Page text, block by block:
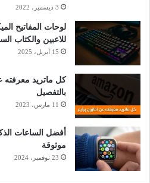
3 ديسمبر، 2022
لوحات المفاتيح
للاعبين والكتاب
15 أبريل، 2025
كل ماتريد معرفته
بالتفصيل
11 مارس، 2023
موثوقة
23 نوفمبر، 2024